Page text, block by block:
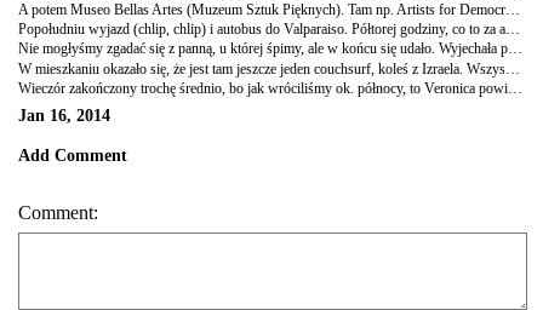
A potem Museo Bellas Artes (Muzeum Sztuk Pięknych). Tam np. Artists for Democracy, czyli seria prac artystów z różnych krajów na rzecz Chile (tuż po zamachu stanu) m.in. z biennale w Londynie z 1974 r. Słynny czerwony napis na niebieskim tle: "Chile Vencerá" (Chile zwycięży) na plakatach, makatkach. Poza tym bardzo fajne obrazu i plakaty Tito Calderona z czasów dyktatury. I moja ulubiona wystawa La Ruta Transnochada i bardzo dobre pracę trzech artystów (J. Gonzales, C. Araya, M. Jofre), którzy rozpoczęli swą twórczość w latach 80, czyli w samym środku dyktatury.
Popołudniu wyjazd (chlip, chlip) i autobus do Valparaiso. Półtorej godziny, co to za autobus? Człowiek nawet nie zdąży książki otworzyć :)
Nie mogłyśmy zgadać się z panną, u której śpimy, ale w końcu się udało. Wyjechała po nas samochodem i zrobiła rundkę po mieście. Fajnie, szkoda tylko, że nie mieszka w Valparaiso (jak pisze na profilu), ale w Viña del Mar niedaleko.
Wieczór zakończony trochę średnio, bo jak wróciliśmy ok. północy, to Veronica powiedziała, że mamy jej zapłacić trochę za "gastos" (opłaty). Niby niedużo, ale to kompletnie niezgodne z zasadami CS, o czym jej powiedziałyśmy. A po drugie nas nie uprzedziła. Trochę patowa sytuacja, nie wiem, jak to rozwiązać, zobaczymy.
Jan 16, 2014
Add Comment
Comment: